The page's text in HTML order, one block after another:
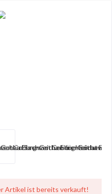
Artikel ist bereits verkauft!